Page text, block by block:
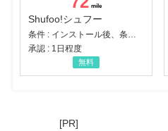
Shufoo!シュフー
承認 : 1日程度
無料
[PR]